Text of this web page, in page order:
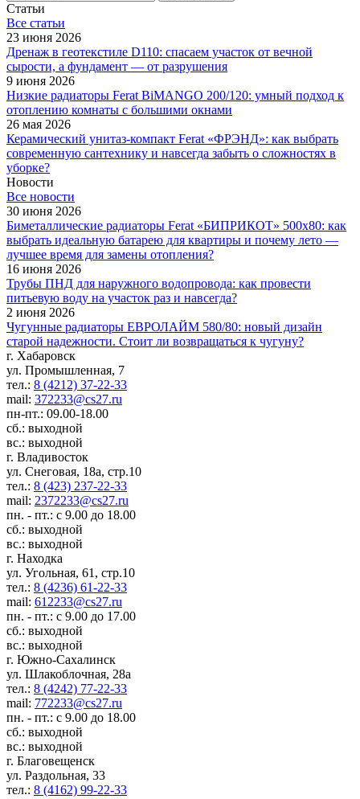
Статьи
Все cтатьи
23 июня 2026
Дренаж в геотекстиле D110: спасаем участок от вечной
сырости, а фундамент — от разрушения
9 июня 2026
Низкие радиаторы Ferat BiMANGO 200/120: умный подход к
отоплению комнаты с большими окнами
26 мая 2026
Керамический унитаз-компакт Ferat «ФРЭНД»: как выбрать
современную сантехнику и навсегда забыть о сложностях в
уборке?
Новости
Все новости
30 июня 2026
Биметаллические радиаторы Ferat «БИПРИКОТ» 500x80: как
выбрать идеальную батарею для квартиры и почему лето —
лучшее время для замены отопления?
16 июня 2026
Трубы ПНД для наружного водопровода: как провести
питьевую воду на участок раз и навсегда?
2 июня 2026
Чугунные радиаторы ЕВРОЛАЙМ 580/80: новый дизайн
старой надежности. Стоит ли возвращаться к чугуну?
г. Хабаровск
ул. Промышленная, 7
тел.: 8 (4212) 37-22-33
mail: 372233@cs27.ru
пн-пт.: 09.00-18.00
сб.: выходной
вс.: выходной
г. Владивосток
ул. Снеговая, 18а, стр.10
тел.: 8 (423) 237-22-33
mail: 2372233@cs27.ru
пн. - пт.: с 9.00 до 18.00
сб.: выходной
вс.: выходной
г. Находка
ул. Угольная, 61, стр.10
тел.: 8 (4236) 61-22-33
mail: 612233@cs27.ru
пн. - пт.: с 9.00 до 17.00
сб.: выходной
вс.: выходной
г. Южно-Сахалинск
ул. Шлакоблочная, 28а
тел.: 8 (4242) 77-22-33
mail: 772233@cs27.ru
пн. - пт.: с 9.00 до 18.00
сб.: выходной
вс.: выходной
г. Благовещенск
ул. Раздольная, 33
тел.: 8 (4162) 99-22-33